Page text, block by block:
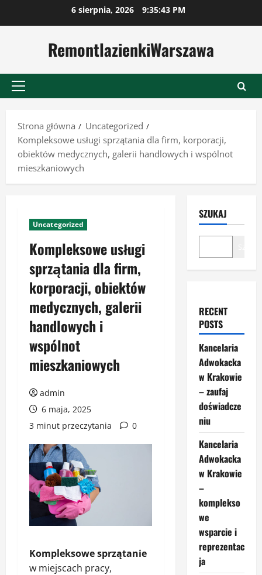
6 sierpnia, 2026 9:35:44 PM
RemontlazienkiWarszawa
Menu
Strona główna
Uncategorized
Kompleksowe usługi sprzątania dla firm, korporacji,
obiektów medycznych, galerii handlowych i wspólnot
mieszkaniowych
Uncategorized
Kompleksowe usługi
sprzątania dla firm,
korporacji, obiektów
medycznych, galerii
handlowych i
wspólnot
mieszkaniowych
admin
6 maja, 2025
3 minut przeczytania
0
Kompleksowe sprzątanie
w miejscach pracy,
SZUKAJ
RECENT
POSTS
Kancelaria
Adwokacka
w Krakowie
– zaufaj
doświadcze
niu
Kancelaria
Adwokacka
w Krakowie
–
komplekso
we
wsparcie i
reprezentac
ja